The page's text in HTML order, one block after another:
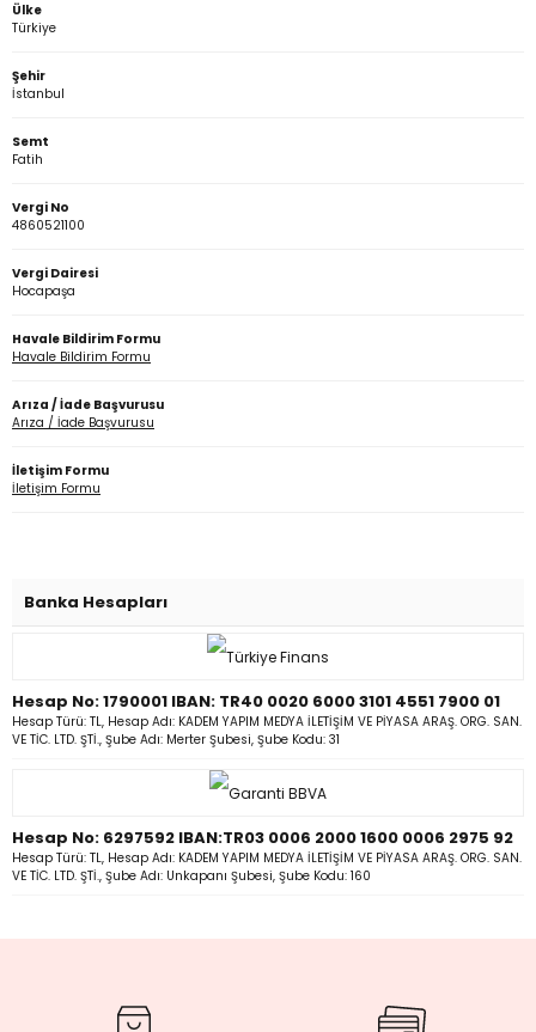
İncelemeler
Ülke
Türkiye
Şehir
İstanbul
Semt
Fatih
Vergi No
4860521100
Vergi Dairesi
Hocapaşa
Havale Bildirim Formu
Havale Bildirim Formu
Arıza / İade Başvurusu
Arıza / İade Başvurusu
İletişim Formu
İletişim Formu
Banka Hesapları
Hesap No: 1790001 IBAN: TR40 0020 6000 3101 4551 7900 01
Hesap Türü: TL, Hesap Adı: KADEM YAPIM MEDYA İLETİŞİM VE PİYASA ARAŞ. ORG. SAN.
VE TİC. LTD. ŞTİ., Şube Adı: Merter Şubesi, Şube Kodu: 31
Hesap No: 6297592 IBAN:TR03 0006 2000 1600 0006 2975 92
Hesap Türü: TL, Hesap Adı: KADEM YAPIM MEDYA İLETİŞİM VE PİYASA ARAŞ. ORG. SAN.
VE TİC. LTD. ŞTİ., Şube Adı: Unkapanı Şubesi, Şube Kodu: 160